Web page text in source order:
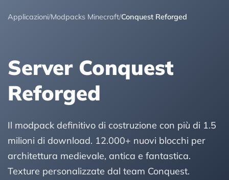
Applicazioni/Modpacks Minecraft/Conquest Reforged
Server Conquest
Reforged
Il modpack definitivo di costruzione con più di 1.5
milioni di download. 12.000+ nuovi blocchi per
architettura medievale, antica e fantastica.
Texture personalizzate dal team Conquest.